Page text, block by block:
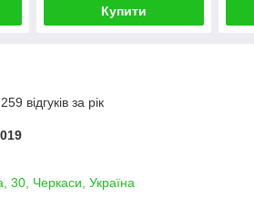
Купити
відгуків за рік
30, Черкаси, Україна